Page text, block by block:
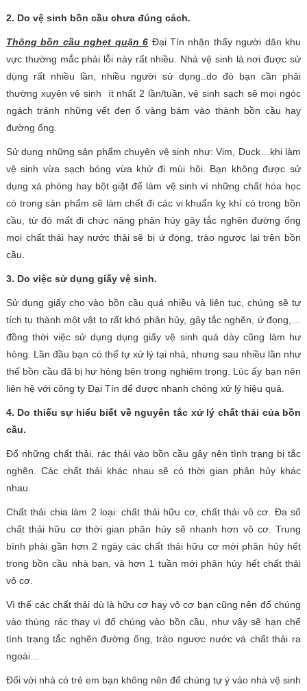
2. Do vệ sinh bồn cầu chưa đúng cách.
Thông bồn cầu nghẹt quận 6 Đại Tín nhận thấy người dân khu
vực thường mắc phải lỗi này rất nhiều. Nhà vệ sinh là nơi được sử
dụng rất nhiều lần, nhiều người sử dụng..do đó bạn cần phải
thường xuyên vệ sinh ít nhất 2 lần/tuần, vệ sinh sạch sẽ mọi ngóc
ngách tránh những vết đen ố vàng bám vào thành bồn cầu hay
đường ống.
Sử dụng những sản phẩm chuyên vệ sinh như: Vim, Duck…khi làm
vệ sinh vừa sạch bóng vừa khử đi mùi hôi. Bạn không được sử
dụng xà phòng hay bột giặt để làm vệ sinh vì những chất hóa học
có trong sản phẩm sẽ làm chết đi các vi khuẩn kỵ khí có trong bồn
cầu, từ đó mất đi chức năng phân hủy gây tắc nghẽn đường ống
mọi chất thải hay nước thải sẽ bị ứ đọng, trào ngược lại trên bồn
cầu.
3. Do việc sử dụng giấy vệ sinh.
Sử dụng giấy cho vào bồn cầu quá nhiều và liên tục, chúng sẽ tự
tích tụ thành một vật to rất khó phân hủy, gây tắc nghẽn, ứ đọng,…
đồng thời việc sử dụng dụng giấy vệ sinh quá dày cũng làm hư
hỏng. Lần đầu bạn có thể tự xử lý tại nhà, nhưng sau nhiều lần như
thế bồn cầu đã bị hư hỏng bên trong nghiêm trọng. Lúc ấy bạn nên
liên hệ với công ty Đại Tín để được nhanh chóng xử lý hiệu quả.
4. Do thiếu sự hiểu biết về nguyên tắc xử lý chất thải của bồn
cầu.
Đổ những chất thải, rác thải vào bồn cầu gây nên tình trạng bị tắc
nghẽn. Các chất thải khác nhau sẽ có thời gian phân hủy khác
nhau.
Chất thải chia làm 2 loại: chất thải hữu cơ, chất thải vô cơ. Đa số
chất thải hữu cơ thời gian phân hủy sẽ nhanh hơn vô cơ. Trung
bình phải gần hơn 2 ngày các chất thải hữu cơ mới phân hủy hết
trong bồn cầu nhà bạn, và hơn 1 tuần mới phân hủy hết chất thải
vô cơ.
Vì thế các chất thải dù là hữu cơ hay vô cơ bạn cũng nên đổ chúng
vào thùng rác thay vì đổ chúng vào bồn cầu, như vậy sẽ hạn chế
tình trạng tắc nghẽn đường ống, trào ngược nước và chất thải ra
ngoài…
Đối với nhà có trẻ em bạn không nên để chúng tự ý vào nhà vệ sinh